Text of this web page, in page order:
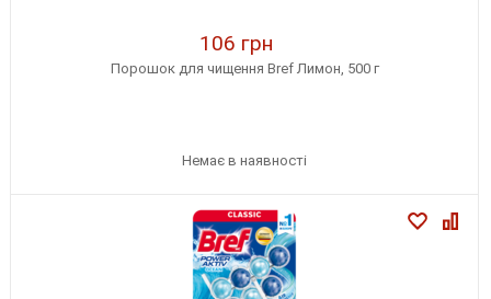
106 грн
Порошок для чищення Bref Лимон, 500 г
Немає в наявності